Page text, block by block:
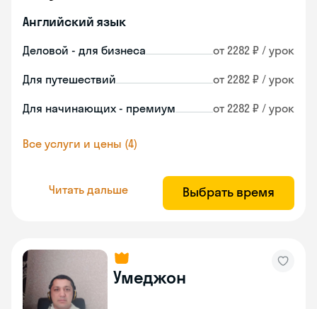
Английский язык
Деловой - для бизнеса от 2282 ₽ / урок
Для путешествий от 2282 ₽ / урок
Для начинающих - премиум от 2282 ₽ / урок
Все услуги и цены (4)
Читать дальше Выбрать время
Умеджон